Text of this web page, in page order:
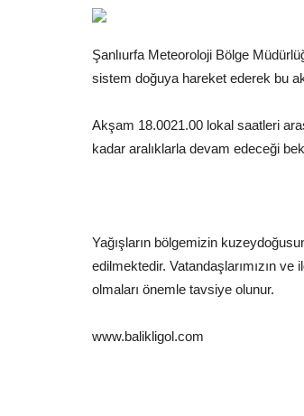
Şanlıurfa Meteoroloji Bölge
sistem doğuya hareket ederek bu
Akşam 18.0021.00 lokal saatleri
kadar aralıklarla devam edeceği
Yağışların bölgemizin
edilmektedir. Vatandaşlarımızın
olmaları önemle tavsiye olunur.
www.balikligol.com